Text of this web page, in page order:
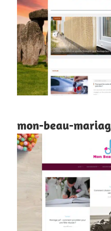
mon-beau-